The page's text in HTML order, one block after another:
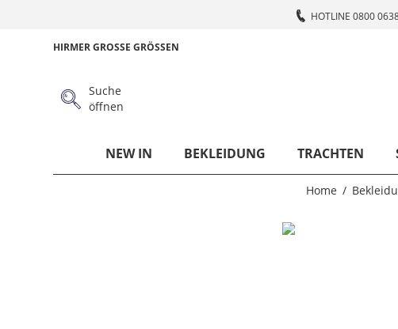
HOTLINE 0800
HIRMER GROSSE GRÖSSEN
Suche
öffnen
NEW IN BEKLEIDUNG TRACHTEN
Home